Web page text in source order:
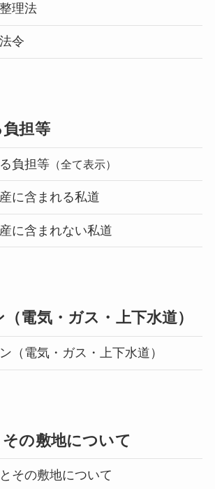
理法
令
担等
負担等 （全て表示）
に含まれる私道
に含まれない私道
電気・ガス・上下水道）
（電気・ガス・上下水道）
の敷地について
その敷地について